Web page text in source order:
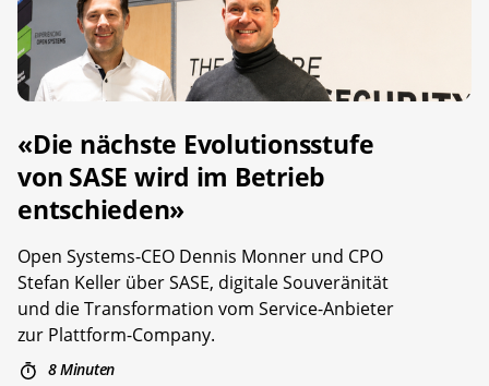
«Die nächste Evolutionsstufe
von SASE wird im Betrieb
entschieden»
Open Systems-CEO Dennis Monner und CPO
Stefan Keller über SASE, digitale Souveränität
und die Transformation vom Service-Anbieter
zur Plattform-Company.
8 Minuten